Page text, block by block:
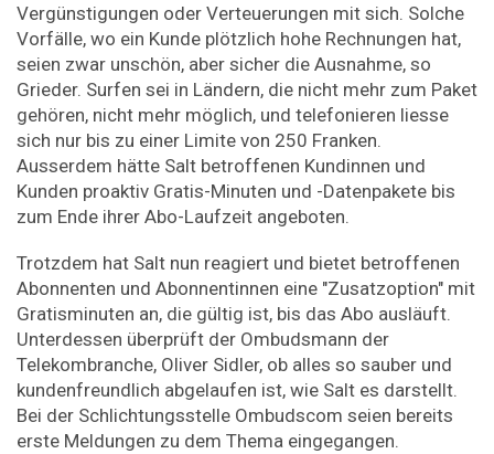
Vergünstigungen oder Verteuerungen mit sich. Solche
Vorfälle, wo ein Kunde plötzlich hohe Rechnungen hat,
seien zwar unschön, aber sicher die Ausnahme, so
Grieder. Surfen sei in Ländern, die nicht mehr zum Paket
gehören, nicht mehr möglich, und telefonieren liesse
sich nur bis zu einer Limite von 250 Franken.
Ausserdem hätte Salt betroffenen Kundinnen und
Kunden proaktiv Gratis-Minuten und -Datenpakete bis
zum Ende ihrer Abo-Laufzeit angeboten.
Trotzdem hat Salt nun reagiert und bietet betroffenen
Abonnenten und Abonnentinnen eine "Zusatzoption" mit
Gratisminuten an, die gültig ist, bis das Abo ausläuft.
Unterdessen überprüft der Ombudsmann der
Telekombranche, Oliver Sidler, ob alles so sauber und
kundenfreundlich abgelaufen ist, wie Salt es darstellt.
Bei der Schlichtungsstelle Ombudscom seien bereits
erste Meldungen zu dem Thema eingegangen.